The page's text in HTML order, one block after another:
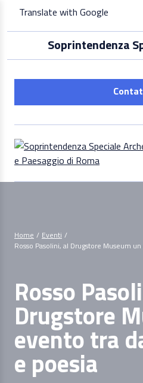
content
Translate with Google
Soprintendenza
Home / Eventi /
Rosso Pasolini, al Drugstore Museum
Rosso
Drugstore
evento tra
e poesia